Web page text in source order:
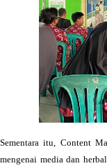
Sementara itu, Content
mengenai media dan